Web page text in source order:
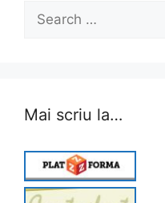
Search
for:
Mai scriu la…